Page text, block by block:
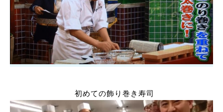
初めての飾り巻き寿司